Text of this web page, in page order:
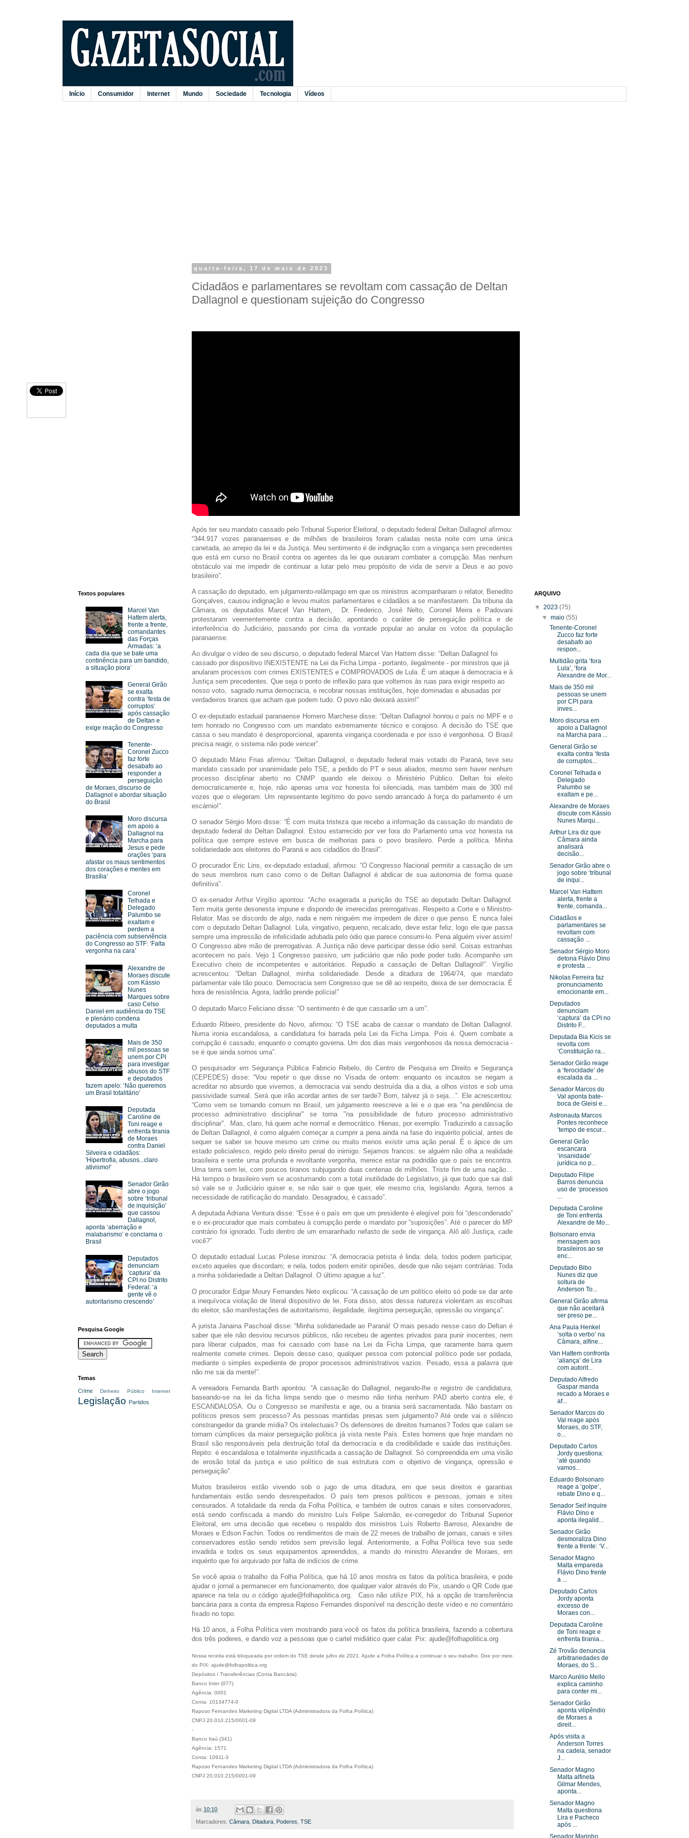
Início Consumidor Internet Mundo Sociedade Tecnologia Vídeos
quarta-feira, 17 de maio de 2023
Cidadãos e parlamentares se revoltam com cassação de Deltan
Dallagnol e questionam sujeição do Congresso
Após ter seu mandato cassado pelo Tribunal Superior Eleitoral, o deputado federal Deltan Dallagnol afirmou:
“344.917 vozes paranaenses e de milhões de brasileiros foram caladas nesta noite com uma única
canetada, ao arrepio da lei e da Justiça. Meu sentimento é de indignação com a vingança sem precedentes
que está em curso no Brasil contra os agentes da lei que ousaram combater a corrupção. Mas nenhum
obstáculo vai me impedir de continuar a lutar pelo meu propósito de vida de servir a Deus e ao povo
brasileiro”.
A cassação do deputado, em julgamento-relâmpago em que os ministros acompanharam o relator, Benedito
Gonçalves, causou indignação e levou muitos parlamentares e cidadãos a se manifestarem. Da tribuna da
Câmara, os deputados Marcel Van Hattem, Dr. Frederico, José Nelto, Coronel Meira e Padovani
protestaram veementemente contra a decisão, apontando o caráter de perseguição política e de
interferência do Judiciário, passando por cima da vontade popular ao anular os votos da população
paranaense.
Ao divulgar o vídeo de seu discurso, o deputado federal Marcel Van Hattem disse: “Deltan Dallagnol foi
cassado por dispositivo INEXISTENTE na Lei da Ficha Limpa - portanto, ilegalmente - por ministros que já
anularam processos com crimes EXISTENTES e COMPROVADOS de Lula. É um ataque à democracia e à
Justiça sem precedentes. Que seja o ponto de inflexão para que voltemos às ruas para exigir respeito ao
nosso voto, sagrado numa democracia, e recobrar nossas instituições, hoje dominadas e abusadas por
verdadeiros tiranos que acham que podem tudo. O povo não deixará assim!”
O ex-deputado estadual paranaense Homero Marchese disse: “Deltan Dallagnol honrou o país no MPF e o
tem honrado no Congresso com um mandato extremamente técnico e corajoso. A decisão do TSE que
cassa o seu mandato é desproporcional, aparenta vingança coordenada e por isso é vergonhosa. O Brasil
precisa reagir, o sistema não pode vencer”.
O deputado Mário Frias afirmou: “Deltan Dallagnol, o deputado federal mais votado do Paraná, teve seu
mandato cassado por unanimidade pelo TSE, a pedido do PT e seus aliados, mesmo sem haver nenhum
processo disciplinar aberto no CNMP quando ele deixou o Ministério Público. Deltan foi eleito
democraticamente e, hoje, não apenas uma voz honesta foi silenciada, mas também mais de 300 mil
vozes que o elegeram. Um representante legítimo do povo sendo arrancado à força do parlamento é um
escárnio!”.
O senador Sérgio Moro disse: “É com muita tristeza que recebo a informação da cassação do mandato de
deputado federal do Deltan Dallagnol. Estou estarrecido por ver fora do Parlamento uma voz honesta na
política que sempre esteve em busca de melhorias para o povo brasileiro. Perde a política. Minha
solidariedade aos eleitores do Paraná e aos cidadãos do Brasil”.
O procurador Eric Lins, ex-deputado estadual, afirmou: “O Congresso Nacional permitir a cassação de um
de seus membros num caso como o de Deltan Dallagnol é abdicar de sua autonomia de forma quase
definitiva”.
O ex-senador Arthur Virgílio apontou: “Acho exagerada a punição do TSE ao deputado Deltan Dallagnol.
Tem muita gente desonesta impune e dispondo de imerecidas prerrogativas. Respeito a Corte e o Ministro-
Relator. Mas se discordo de algo, nada e nem ninguém me impedem de dizer o que penso. E nunca falei
com o deputado Deltan Dallagnol. Lula, vingativo, pequeno, recalcado, deve estar feliz, logo ele que passa
sempre uma impressão de infelicidade adubada pelo ódio que parece consumi-lo. Pena alguém viver assim!
O Congresso abre mão de prerrogativas. A Justiça não deve participar desse ódio senil. Coisas estranhas
acontecem no país. Vejo 1 Congresso passivo, um judiciário que não pode poder tudo. Acompanho um
Executivo cheio de incompetentes e autoritários. Repudio a cassação de Deltan Dallagnol!”. Virgílio
acrescentou: “Deltan Dallagnol, minha solidariedade. Desde a ditadura de 1964/74, que mandato
parlamentar vale tão pouco. Democracia sem Congresso que se dê ao respeito, deixa de ser democracia. É
hora de resistência. Agora, ladrão prende polícia!”
O deputado Marco Feliciano disse: “O sentimento é de que cassarão um a um”.
Eduardo Ribeiro, presidente do Novo, afirmou: “O TSE acaba de cassar o mandato de Deltan Dallagnol.
Numa ironia escandalosa, a candidatura foi barrada pela Lei da Ficha Limpa. Pois é. Quem combate a
corrupção é cassado, enquanto o corrupto governa. Um dos dias mais vergonhosos da nossa democracia -
se é que ainda somos uma”.
O pesquisador em Segurança Pública Fabricio Rebelo, do Centro de Pesquisa em Direito e Segurança
(CEPEDES) disse: “Vou repetir o que disse no Visada de ontem: enquanto os incautos se negam a
acreditar no absurdo que vivemos, a democracia vai sendo destruída dia a dia, a olhos vistos e sob uma
passividade surreal. Será que irão acordar antes de ser tarde? Bom, talvez já o seja…”. Ele acrescentou:
“Como vem se tornando comum no Brasil, um julgamento reescreve a lei e o que era "na pendência de
processo administrativo disciplinar" se torna "na possibilidade de futuro processo administrativo
disciplinar". Mas, claro, há quem ache normal e democrático. Hienas, por exemplo. Traduzindo a cassação
de Deltan Dallagnol, é como alguém começar a cumprir a pena ainda na fase do inquérito policial, antes de
sequer se saber se houve mesmo um crime ou muito menos existir uma ação penal. É o ápice de um
estado policialesco, regido pelo direito penal do inimigo. Sejamos francos: se alguém não olha a realidade
brasileira e sente uma profunda e revoltante vergonha, merece estar na podridão que o país se encontra.
Uma terra sem lei, com poucos tiranos subjugando duas centenas de milhões. Triste fim de uma nação…
Há tempos o brasileiro vem se acostumando com a total inutilidade do Legislativo, já que tudo que sai dali
só vale se o Judiciário quiser e, se não sair o que quer, ele mesmo cria, legislando. Agora, temos a
necessidade de ratificação do mandato. Desagradou, é cassado”.
A deputada Adriana Ventura disse: “Esse é o país em que um presidente é elegível pois foi “descondenado”
e o ex-procurador que mais combateu à corrupção perde o mandato por “suposições”. Até o parecer do MP
contrário foi ignorado. Tudo dentro de um emaranhado nefasto de sede de vingança. Alô alô Justiça, cade
você?”
O deputado estadual Lucas Polese ironizou: “A democracia petista é linda: dela, todos podem participar,
exceto aqueles que discordam; e nela, todos podem emitir opiniões, desde que não sejam contrárias. Toda
a minha solidariedade a Deltan Dallagnol. O último apague a luz”.
O procurador Edgar Moury Fernandes Neto explicou: “A cassação de um político eleito só pode se dar ante
a inequívoca violação de literal dispositivo de lei. Fora disso, atos dessa natureza violentam as escolhas
do eleitor, são manifestações de autoritarismo, ilegalidade, ilegítima perseguição, opressão ou vingança”.
A jurista Janaina Paschoal disse: “Minha solidariedade ao Paraná! O mais pesado nesse caso do Deltan é
saber que ele não desviou recursos públicos, não recebeu de agentes privados para punir inocentes, nem
para liberar culpados, mas foi cassado com base na Lei da Ficha Limpa, que raramente barra quem
realmente comete crimes. Depois desse caso, qualquer pessoa com potencial político pode ser podada,
mediante o simples expediente de propor processos administrativos vazios. Pesado, essa a palavra que
não me sai da mente!”.
A vereadora Fernanda Barth apontou: “A cassação do Dallagnol, negando-lhe o registro de candidatura,
baseando-se na lei da ficha limpa sendo que o mesmo não tinha nenhum PAD aberto contra ele, é
ESCANDALOSA. Ou o Congresso se manifesta e age, ou a tirania será sacramentada. Não bastam os
políticos presos sem processo? As pessoas mantidas presas sem julgamento? Até onde vai o silêncio
constrangedor da grande mídia? Os intelectuais? Os defensores de direitos humanos? Todos que calam se
tornam cúmplices da maior perseguição política já vista neste País. Estes homens que hoje mandam no
Brasil são responsáveis pela destruição total da democracia e da credibilidade e saúde das instituições.
Repito: é escandalosa e totalmente injustificada a cassação de Dallagnol. Só compreendida em uma visão
de erosão total da justiça e uso político de sua estrutura com o objetivo de vingança, opressão e
perseguição”.
Muitos brasileiros estão vivendo sob o jugo de uma ditadura, em que seus direitos e garantias
fundamentais estão sendo desrespeitados. O país tem presos políticos e pessoas, jornais e sites
censurados. A totalidade da renda da Folha Política, e também de outros canais e sites conservadores,
está sendo confiscada a mando do ministro Luís Felipe Salomão, ex-corregedor do Tribunal Superior
Eleitoral, em uma decisão que recebeu o respaldo dos ministros Luís Roberto Barroso, Alexandre de
Moraes e Edson Fachin. Todos os rendimentos de mais de 22 meses de trabalho de jornais, canais e sites
conservadores estão sendo retidos sem previsão legal. Anteriormente, a Folha Política teve sua sede
invadida e todos os seus equipamentos apreendidos, a mando do ministro Alexandre de Moraes, em
inquérito que foi arquivado por falta de indícios de crime.
Se você apoia o trabalho da Folha Política, que há 10 anos mostra os fatos da política brasileira, e pode
ajudar o jornal a permanecer em funcionamento, doe qualquer valor através do Pix, usando o QR Code que
aparece na tela ou o código ajude@folhapolitica.org. Caso não utilize PIX, há a opção de transferência
bancária para a conta da empresa Raposo Fernandes disponível na descrição deste vídeo e no comentário
fixado no topo.
Há 10 anos, a Folha Política vem mostrando para você os fatos da política brasileira, fazendo a cobertura
dos três poderes, e dando voz a pessoas que o cartel midiático quer calar. Pix: ajude@folhapolitica.org
Nossa receita está bloqueada por ordem do TSE desde julho de 2021. Ajude a Folha Política a continuar o seu trabalho. Doe por meio
do PIX: ajude@folhapolitica.org
Depósitos / Transferências (Conta Bancária):
Banco Inter (077)
Agência: 0001
Conta: 10134774-0
Raposo Fernandes Marketing Digital LTDA (Administradora da Folha Política)
CNPJ 20.010.215/0001-09
-
Banco Itaú (341)
Agência: 1571
Conta: 10911-3
Raposo Fernandes Marketing Digital LTDA (Administradora da Folha Política)
CNPJ 20.010.215/0001-09
às 10:10
Marcadores: Câmara Ditadura Poderes TSE
Textos populares
Marcel Van
Hattem alerta,
frente a frente,
comandantes
das Forças
Armadas: ‘a
cada dia que se bate uma
continência para um bandido,
a situação piora’
General Girão
se exalta
contra ‘festa de
corruptos’
após cassação
de Deltan e
exige reação do Congresso
Tenente-
Coronel Zucco
faz forte
desabafo ao
responder a
perseguição
de Moraes, discurso de
Dallagnol e abordar situação
do Brasil
Moro discursa
em apoio a
Dallagnol na
Marcha para
Jesus e pede
orações ‘para
afastar os maus sentimentos
dos corações e mentes em
Brasília’
Coronel
Telhada e
Delegado
Palumbo se
exaltam e
perdem a
paciência com subserviência
do Congresso ao STF: ‘Falta
vergonha na cara’
Alexandre de
Moraes discute
com Kássio
Nunes
Marques sobre
caso Celso
Daniel em audiência do TSE
e plenário condena
deputados a multa
Mais de 350
mil pessoas se
unem por CPI
para investigar
abusos do STF
e deputados
fazem apelo: ‘Não queremos
um Brasil totalitário’
Deputada
Caroline de
Toni reage e
enfrenta tirania
de Moraes
contra Daniel
Silveira e cidadãos:
'Hipertrofia, abusos...claro
ativismo!'
Senador Girão
abre o jogo
sobre ‘tribunal
de inquisição’
que cassou
Dallagnol,
aponta ‘aberração e
malabarismo’ e conclama o
Brasil
Deputados
denunciam
‘captura’ da
CPI no Distrito
Federal: ‘a
gente vê o
autoritarismo crescendo’
Pesquisa Google
Temas
Crime Dinheiro Público Internet
Legislação Partidos
ARQUIVO
▼ 2023 (75)
▼maio(55)
Tenente-Coronel
Zucco faz forte
desabafo ao
respon...
Multidão grita ‘fora
Lula’, ‘fora
Alexandre de Mor...
Mais de 350 mil
pessoas se unem
por CPI para
inves...
Moro discursa em
apoio a Dallagnol
na Marcha para ...
General Girão se
exalta contra ‘festa
de corruptos...
Coronel Telhada e
Delegado
Palumbo se
exaltam e pe...
Alexandre de Moraes
discute com Kássio
Nunes Marqu...
Arthur Lira diz que
Câmara ainda
analisará
decisão...
Senador Girão abre o
jogo sobre ‘tribunal
de inqui...
Marcel Van Hattem
alerta, frente a
frente, comanda...
Cidadãos e
parlamentares se
revoltam com
cassação ...
Senador Sérgio Moro
detona Flávio Dino
e protesta ...
Nikolas Ferreira faz
pronunciamento
emocionante em...
Deputados
denunciam
‘captura’ da CPI no
Distrito F...
Deputada Bia Kicis se
revolta com
‘Constituição ra...
Senador Girão reage
a ‘ferocidade’ de
escalada da ...
Senador Marcos do
Val aponta bate-
boca de Gleisi e...
Astronauta Marcos
Pontes reconhece
‘tempo de escur...
General Girão
escancara
‘insanidade’
jurídica no p...
Deputado Filipe
Barros denuncia
uso de ‘processos
...
Deputada Caroline
de Toni enfrenta
Alexandre de Mo...
Bolsonaro envia
mensagem aos
brasileiros ao se
enc...
Deputado Bibo
Nunes diz que
soltura de
Anderson To...
General Girão afirma
que não aceitará
ser preso pe...
Ana Paula Henkel
‘solta o verbo’ na
Câmara, alfine...
Van Hattem confronta
‘aliança’ de Lira
com autorit...
Deputado Alfredo
Gaspar manda
recado a Moraes e
af...
Senador Marcos do
Val reage após
Moraes, do STF,
o...
Deputado Carlos
Jordy questiona:
‘até quando
vamos...
Eduardo Bolsonaro
reage a ‘golpe’,
rebate Dino e q...
Senador Seif inquire
Flávio Dino e
aponta ilegalid...
Senador Girão
desmoraliza Dino
frente a frente: ‘V...
Senador Magno
Malta empareda
Flávio Dino frente
a ...
Deputado Carlos
Jordy aponta
excesso de
Moraes con...
Deputada Caroline
de Toni reage e
enfrenta tirania...
Zé Trovão denuncia
arbitrariedades de
Moraes, do S...
Marco Aurélio Mello
explica caminho
para conter mi...
Senador Girão
aponta vilipêndio
de Moraes a
direit...
Após visita a
Anderson Torres
na cadeia, senador
J...
Senador Magno
Malta alfineta
Gilmar Mendes,
aponta...
Senador Magno
Malta questiona
Lira e Pacheco
após ...